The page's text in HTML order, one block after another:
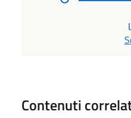
Contenuti